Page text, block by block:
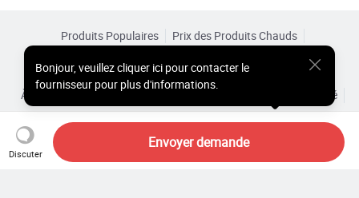
Discuter
Envoyer demande
Bonjour,veuillez cliquer ici pour contacter le
fournisseur pour plus d'informations.
Produits Populaires
Prix des Produits Chauds
Site PC
Aperçus
À Propos de
Accord d’Utilisateur
Politique de Confidentialité
Contact
Copyright © 2026 Focus Technology Co., Ltd. All Rights Reserved